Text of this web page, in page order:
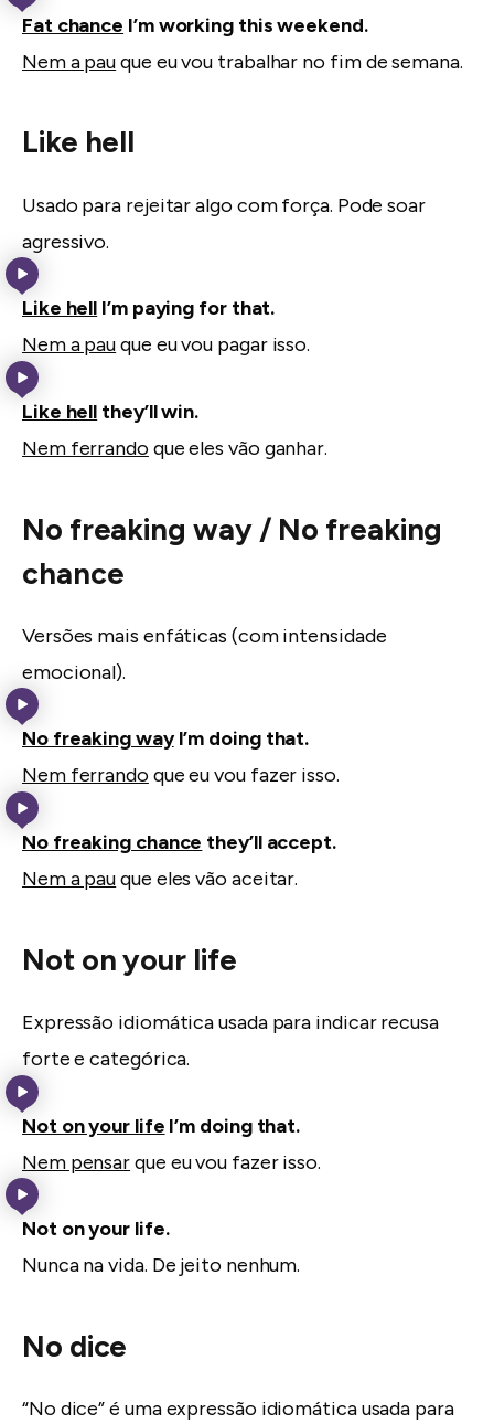
Fat chance I’m working this weekend.
Nem a pauque eu vou trabalhar no fim de semana.
Like hell
Usado para rejeitar algo com força. Pode soar
agressivo.
Like hell I’m paying for that.
Nem a pauque eu vou pagar isso.
Like hell they’ll win.
Nem ferrandoque eles vão ganhar.
No freaking way / No freaking
chance
Versões mais enfáticas (com intensidade
emocional).
No freaking wayI’m doing that.
Nem ferrandoque eu vou fazer isso.
No freaking chance they’ll accept.
Nem a pauque eles vão aceitar.
Not on your life
Expressão idiomática usada para indicar recusa
forte e categórica.
Not on your life I’m doing that.
Nem pensarque eu vou fazer isso.
Not on your life.
Nunca na vida. De jeito nenhum.
No dice
“No dice” é uma expressão idiomática usada para